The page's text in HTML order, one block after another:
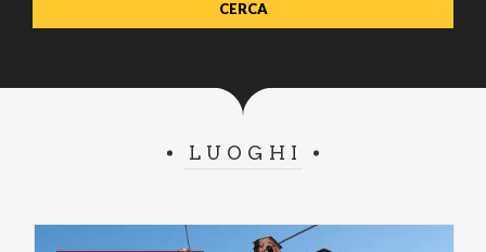
LUOGHI